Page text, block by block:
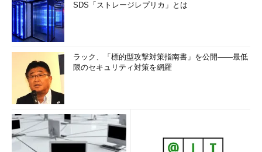
SDS「ストレージレプリカ」とは
ラック、「標的型攻撃対策指南書」を公開――最低
限のセキュリティ対策を網羅